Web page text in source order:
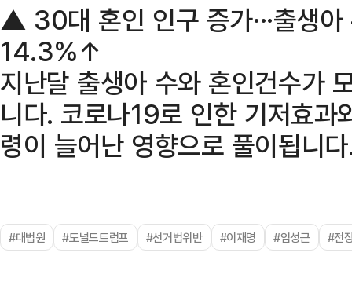
▲ 30대 혼인 인구 증가···출생
14.3%↑
지난달 출생아 수와 혼인건수가
니다. 코로나19로 인한 기저효
령이 늘어난 영향으로 풀이됩니
#대법원 #도널드트럼프 #선거법위반 #이재명 #임성근 #전